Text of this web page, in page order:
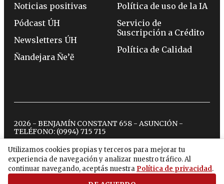
Utilizamos cookies propias y terceros para mejorar tu
experiencia de navegación y analizar nuestro tráfico. Al
continuar navegando, aceptás nuestra Política de privacidad.
Noticias positivas
Pódcast ÚH
Newsletters ÚH
Ñandejara Ñe’ẽ
Política de uso de la IA
Servicio de
Suscripción a Crédito
Política de Calidad
2026 - BENJAMÍN CONSTANT 658 - ASUNCIÓN -
TELÉFONO: (0994) 715 715
twitterinstagram
facebook
tiktokyoutubespotify